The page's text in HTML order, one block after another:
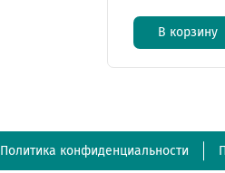
В корзину
Политика конфиденциальности